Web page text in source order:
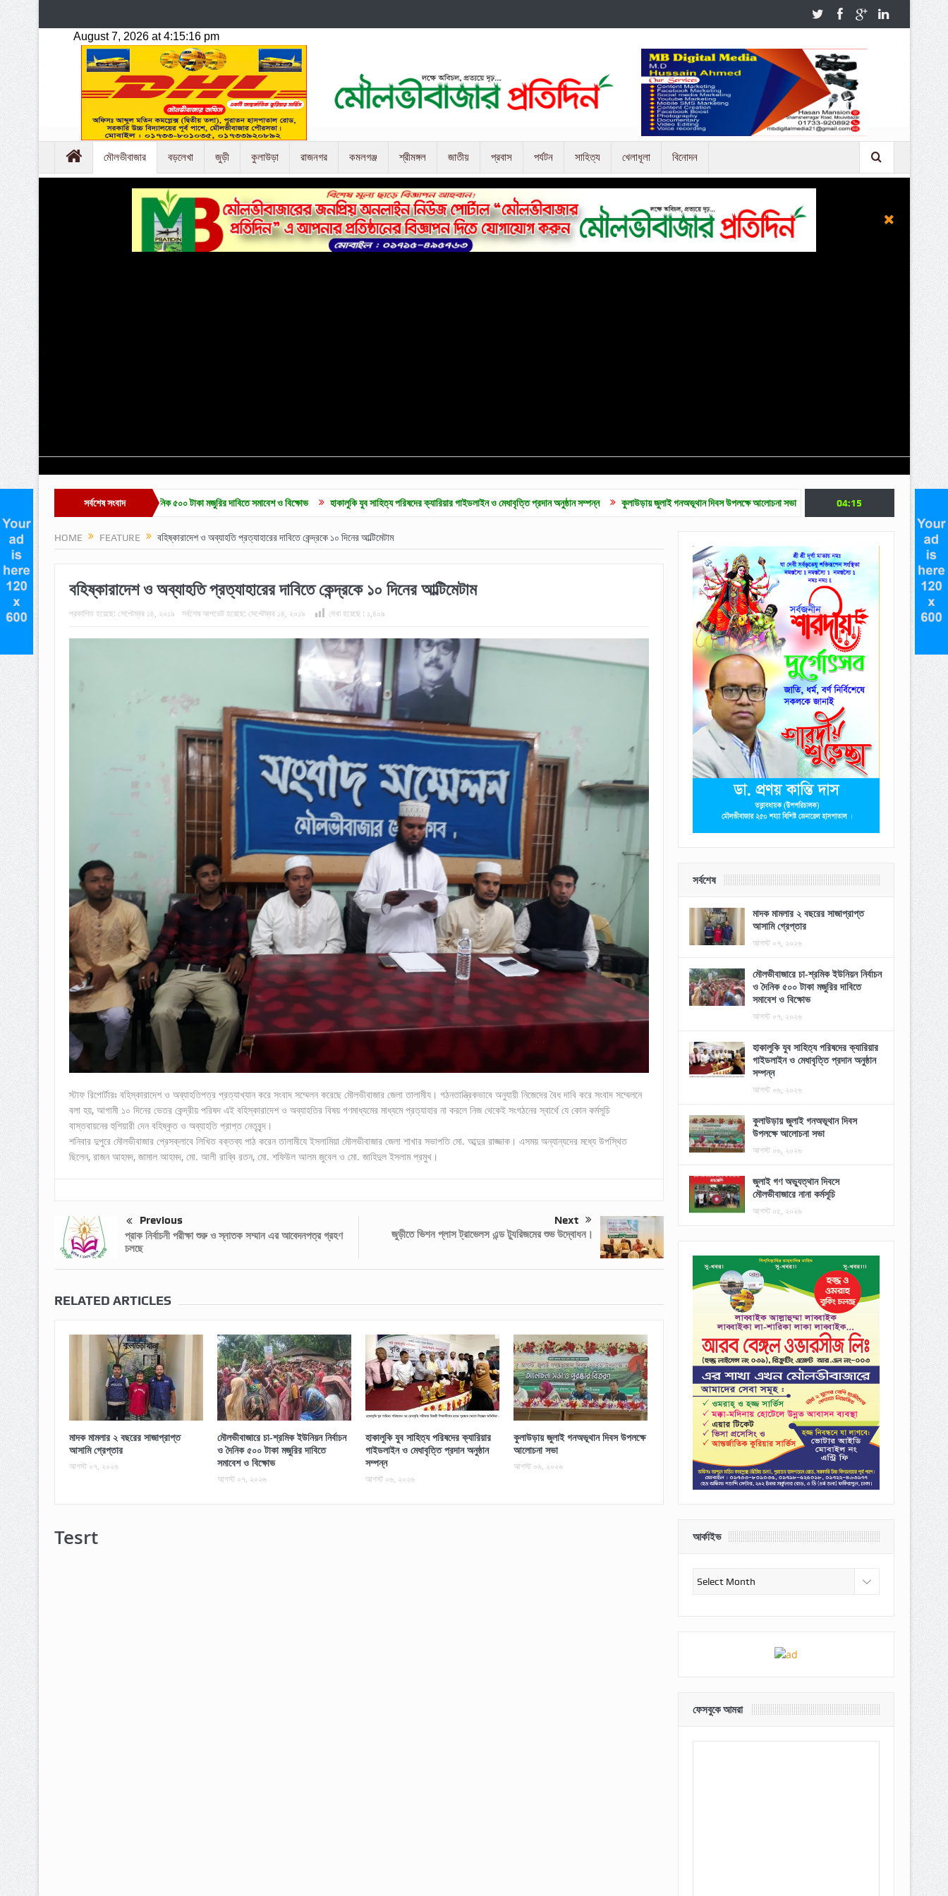
মৌলভীবাজার বড়লেখা জুড়ী কুলাউড়া রাজনগর কমলগঞ্জ শ্রীমঙ্গল জাতীয় প্রবাস পর্যটন সাহিত্য খেলাধূলা বিনোদন
সর্বশেষ সংবাদ
চা-শ্রমিক ইউনিয়ন নির্বাচন ও দৈনিক ৫০০ টাকা মজুরির দাবিতে সমাবেশ ও বিক্ষোভ হাকালুকি যুব সাহিত্য পরিষদের ক্যারিয়ার গাইডলাইন ও মেধাবৃত্তি প্রদান অনুষ্ঠান সম্পন্ন কুলাউড়ায় জুলাই গনঅভূথান দিবস উপলক্ষে আলোচনা সভা জুলাই গণ অভ্যুত্থান দিবসে মৌলভীবাজারে নানা কর্মসূচি
04:15
HOME FEATURE বহিষ্কারাদেশ ও অব্যাহতি প্রত্যাহারের দাবিতে কেন্দ্রকে ১০ দিনের আল্টিমেটাম
বহিষ্কারাদেশ ও অব্যাহতি প্রত্যাহারের দাবিতে কেন্দ্রকে ১০ দিনের আল্টিমেটাম
প্রকাশিত হয়েছে: সেপ্টেম্বর ১৪, ২০১৯ সর্বশেষ আপডেট হয়েছে: সেপ্টেম্বর ১৪, ২০১৯ দেখা হয়েছে : ১,৪০৯
স্টাফ রিপোর্টারঃ বহিস্কারাদেশ ও অব্যাহতিপত্র প্রত্যাখ্যান করে সংবাদ সম্মেলন করেছে মৌলভীবাজার জেলা তালামীয। গঠনতান্ত্রিকভাবে অনুযায়ী নিজেদের বৈধ দাবি করে সংবাদ সম্মেলনে
বলা হয়, আগামী ১০ দিনের ভেতর কেন্দ্রীয় পরিষদ এই বহিস্কারাদেশ ও অব্যাহতির বিষয় গণমাধ্যমের মাধ্যমে প্রত্যাহার না করলে নিজ থেকেই সংগঠনের স্বার্থে যে কোন কর্মসূচি
বাস্তবায়নের হুশিয়ারী দেন বহিষ্কৃত ও অব্যাহতি প্রাপ্ত নেতৃবৃন্দ।
শনিবার দুপুরে মৌলভীবাজার প্রেসক্লাবে লিখিত বক্তব্য পাঠ করেন তালামীযে ইসলামিয়া মৌলভীবাজার জেলা শাখার সভাপতি মো. আব্দুর রাজ্জাক। এসময় অন্যান্যদের মধ্যে উপস্থিত
ছিলেন, রাজন আহমদ, জামাল আহমদ, মো. আলী রাব্বি রতন, মো. শফিউল আলম জুবেল ও মো. জাহিদুল ইসলাম প্রমুখ।
Previous
প্রাক নির্বাচনী পরীক্ষা শুরু ও স্নাতক সম্মান এর আবেদনপত্র গ্রহণ
চলছে
Next
জুড়ীতে ভিশন প্লাস ট্রাভেলস এন্ড ট্যুরিজমের শুভ উদ্বোধন।
RELATED ARTICLES
মাদক মামলার ২ বছরের সাজাপ্রাপ্ত
আসামি গ্রেপ্তার
আগস্ট ০৭, ২০২৬
মৌলভীবাজারে চা-শ্রমিক ইউনিয়ন নির্বাচন
ও দৈনিক ৫০০ টাকা মজুরির দাবিতে
সমাবেশ ও বিক্ষোভ
আগস্ট ০৭, ২০২৬
হাকালুকি যুব সাহিত্য পরিষদের ক্যারিয়ার
গাইডলাইন ও মেধাবৃত্তি প্রদান অনুষ্ঠান
সম্পন্ন
আগস্ট ০৬, ২০২৬
কুলাউড়ায় জুলাই গনঅভূথান দিবস উপলক্ষে
আলোচনা সভা
আগস্ট ০৬, ২০২৬
Tesrt
সর্বশেষ
মাদক মামলার ২ বছরের সাজাপ্রাপ্ত
আসামি গ্রেপ্তার
আগস্ট ০৭, ২০২৬
মৌলভীবাজারে চা-শ্রমিক ইউনিয়ন নির্বাচন
ও দৈনিক ৫০০ টাকা মজুরির দাবিতে
সমাবেশ ও বিক্ষোভ
আগস্ট ০৭, ২০২৬
হাকালুকি যুব সাহিত্য পরিষদের ক্যারিয়ার
গাইডলাইন ও মেধাবৃত্তি প্রদান অনুষ্ঠান
সম্পন্ন
আগস্ট ০৬, ২০২৬
কুলাউড়ায় জুলাই গনঅভূথান দিবস
উপলক্ষে আলোচনা সভা
আগস্ট ০৬, ২০২৬
জুলাই গণ অভ্যুত্থান দিবসে
মৌলভীবাজারে নানা কর্মসূচি
আগস্ট ০৫, ২০২৬
আর্কাইভ
আর্কাইভ
ফেসবুকে আমরা